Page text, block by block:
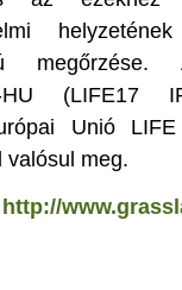
HU (LIFE17
Unió LIFE
valósul meg.
http://